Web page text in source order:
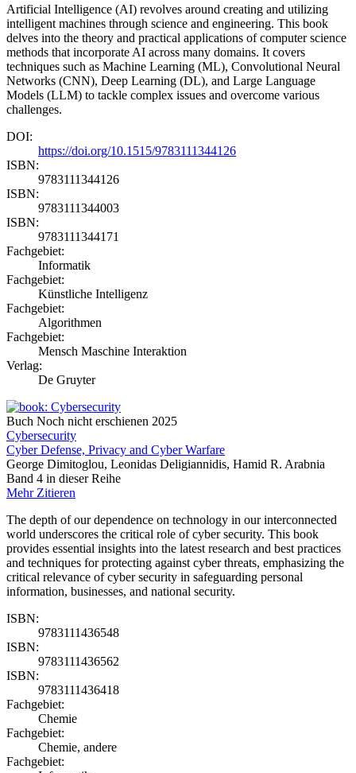
Artificial Intelligence (AI) revolves around creating and utilizing
intelligent machines through science and engineering. This book
delves into the theory and practical applications of computer science
methods that incorporate AI across many domains. It covers
techniques such as Machine Learning (ML), Convolutional Neural
Networks (CNN), Deep Learning (DL), and Large Language
Models (LLM) to tackle complex issues and overcome various
challenges.
DOI:
https://doi.org/10.1515/9783111344126
ISBN:
9783111344126
ISBN:
9783111344003
ISBN:
9783111344171
Fachgebiet:
Informatik
Fachgebiet:
Künstliche Intelligenz
Fachgebiet:
Algorithmen
Fachgebiet:
Mensch Maschine Interaktion
Verlag:
De Gruyter
Buch Noch nicht erschienen 2025
Cybersecurity
Cyber Defense, Privacy and Cyber Warfare
George Dimitoglou, Leonidas Deligiannidis, Hamid R. Arabnia
Band 4 in dieser Reihe
Mehr Zitieren
The depth of our dependence on technology in our interconnected
world underscores the critical role of cyber security. This book
provides essential insights into the latest research and best practices
and techniques for protecting against cyber threats, emphasizing the
critical relevance of cyber security in safeguarding personal
information, businesses, and national security.
ISBN:
9783111436548
ISBN:
9783111436562
ISBN:
9783111436418
Fachgebiet:
Chemie
Fachgebiet:
Chemie, andere
Fachgebiet: